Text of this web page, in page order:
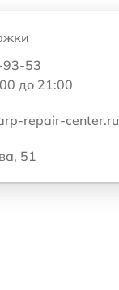
93-53
до 21:00
repair-center.ru
51